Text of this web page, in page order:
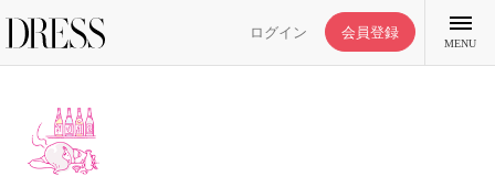
ログイン 会員登録
MENU